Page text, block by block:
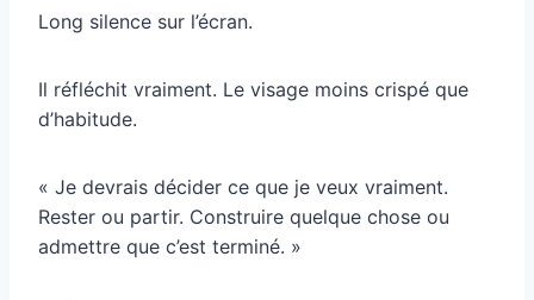
Long silence sur l’écran.
Il réfléchit vraiment. Le visage moins crispé que
d’habitude.
« Je devrais décider ce que je veux vraiment.
Rester ou partir. Construire quelque chose ou
admettre que c’est terminé. »